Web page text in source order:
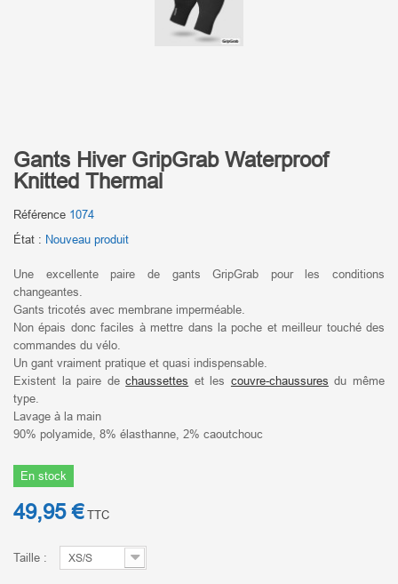
Gants Hiver GripGrab Waterproof
Knitted Thermal
Référence 1074
État : Nouveau produit
Une excellente paire de gants GripGrab pour les conditions
changeantes.
Gants tricotés avec membrane imperméable.
Non épais donc faciles à mettre dans la poche et meilleur touché des
commandes du vélo.
Un gant vraiment pratique et quasi indispensable.
Existent la paire dechaussettes et les couvre-chaussures du même
type.
Lavage à la main
90% polyamide, 8% élasthanne, 2% caoutchouc
En stock
49,95 €TTC
Taille : XS/S